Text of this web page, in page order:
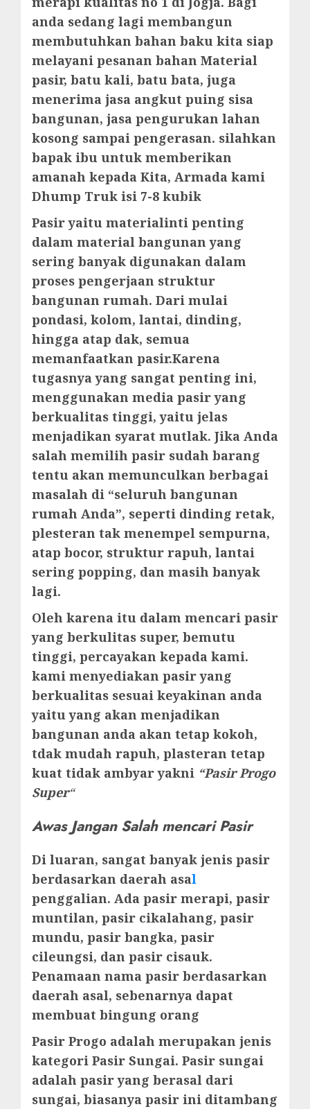
anda sedang lagi membangun
membutuhkan bahan baku kita siap
melayani pesanan bahan Material
pasir, batu kali, batu bata, juga
menerima jasa angkut puing sisa
bangunan, jasa pengurukan lahan
kosong sampai pengerasan. silahkan
bapak ibu untuk memberikan
amanah kepada Kita, Armada kami
Dhump Truk isi 7-8 kubik
Pasir yaitu materialinti penting
dalam material bangunan yang
sering banyak digunakan dalam
proses pengerjaan struktur
bangunan rumah. Dari mulai
pondasi, kolom, lantai, dinding,
hingga atap dak, semua
memanfaatkan pasir.Karena
tugasnya yang sangat penting ini,
menggunakan media pasir yang
berkualitas tinggi, yaitu jelas
menjadikan syarat mutlak. Jika Anda
salah memilih pasir sudah barang
tentu akan memunculkan berbagai
masalah di “seluruh bangunan
rumah Anda”, seperti dinding retak,
plesteran tak menempel sempurna,
atap bocor, struktur rapuh, lantai
sering popping, dan masih banyak
lagi.
Oleh karena itu dalam mencari pasir
yang berkulitas super, bemutu
tinggi, percayakan kepada kami.
kami menyediakan pasir yang
berkualitas sesuai keyakinan anda
yaitu yang akan menjadikan
bangunan anda akan tetap kokoh,
tdak mudah rapuh, plasteran tetap
kuat tidak ambyar yakni “Pasir Progo
Super“
Awas Jangan Salah mencari Pasir
Di luaran, sangat banyak jenis pasir
berdasarkan daerah asal
penggalian. Ada pasir merapi, pasir
muntilan, pasir cikalahang, pasir
mundu, pasir bangka, pasir
cileungsi, dan pasir cisauk.
Penamaan nama pasir berdasarkan
daerah asal, sebenarnya dapat
membuat bingung orang
Pasir Progo adalah merupakan jenis
kategori Pasir Sungai. Pasir sungai
adalah pasir yang berasal dari
sungai, biasanya pasir ini ditambang